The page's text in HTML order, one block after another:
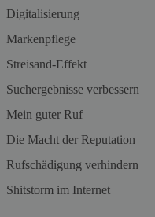
Digitalisierung
Markenpflege
Streisand-Effekt
Suchergebnisse verbessern
Mein guter Ruf
Die Macht der Reputation
Rufschädigung verhindern
Shitstorm im Internet